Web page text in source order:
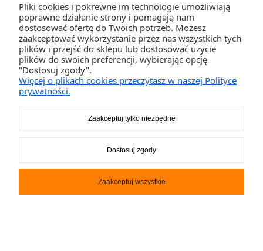
Deska SUP Gladiator Origin 12.6 Touring Combo SC
1 799,00 ZŁ
Pliki cookies i pokrewne im technologie umożliwiają
poprawne działanie strony i pomagają nam
dostosować ofertę do Twoich potrzeb. Możesz
zaakceptować wykorzystanie przez nas wszystkich tych
plików i przejść do sklepu lub dostosować użycie
plików do swoich preferencji, wybierając opcję
"Dostosuj zgody".
Więcej o plikach cookies przeczytasz w naszej Polityce
prywatności.
Zaakceptuj tylko niezbędne
Dostosuj zgody
Zaakceptuj wszystkie